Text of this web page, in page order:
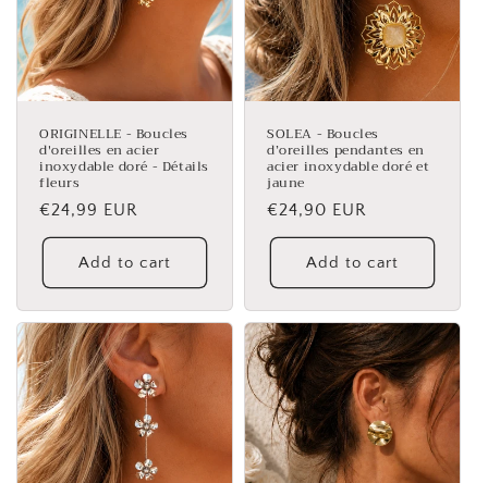
ORIGINELLE - Boucles
d'oreilles en acier
inoxydable doré - Détails
fleurs
Regular
price
€24,99 EUR
Add to cart
SOLEA - Boucles
d’oreilles pendantes en
acier inoxydable doré et
jaune
Regular
price
€24,90 EUR
Add to cart